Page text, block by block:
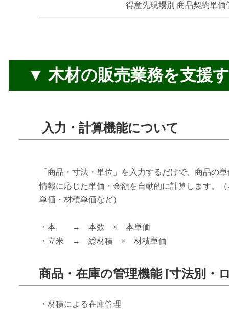
得意先現場別 商品契約単価
▼ 木材の販売業務を支援
入力・計算機能について
「商品・寸法・単位」を入力するだけで、商品の
情報に応じた単価・金額を自動的に計算します。（
単価・材積単価など）
・本 → 本数 × 本単価
・立米 → 総材積 × 材積単価
商品・在庫の管理機能 [寸法別・
・材積による在庫管理